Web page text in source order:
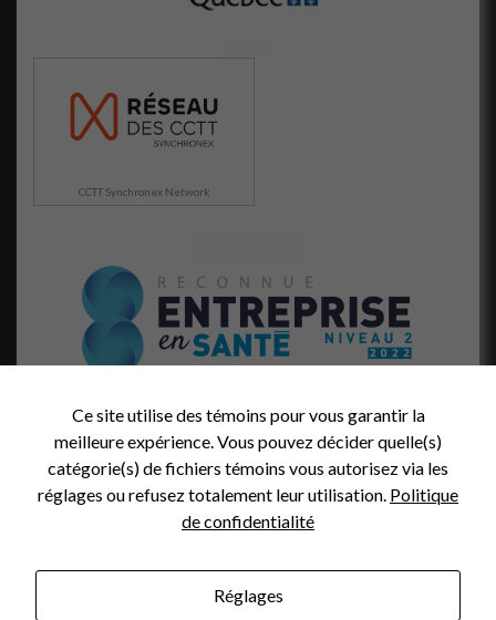
CCTT Synchronex Network
Ce site utilise des témoins pour vous garantir la
meilleure expérience. Vous pouvez décider quelle(s)
catégorie(s) de fichiers témoins vous autorisez via les
réglages ou refusez totalement leur utilisation. Politique
de confidentialité
Réglages
des offres
personnalisés.